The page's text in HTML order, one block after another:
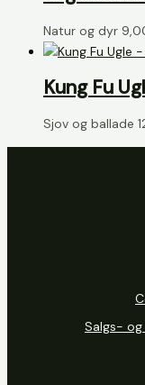
Natur og dyr
Kung Fu
Sjov og ballade
Salgs- og